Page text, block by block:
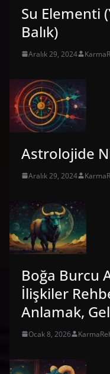
Su Elementi
Balık)
Aralık 29, 2024
Astrolojide
Aralık 29, 2024
Boğa Burcu
İlişkiler
Anlamak,
Ocak 8, 2026